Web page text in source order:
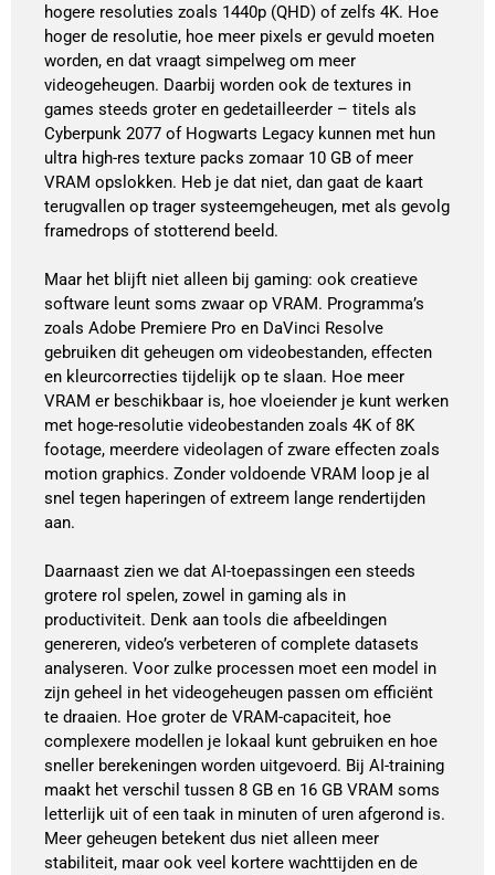
hogere resoluties zoals 1440p (QHD) of zelfs 4K. Hoe
hoger de resolutie, hoe meer pixels er gevuld moeten
worden, en dat vraagt simpelweg om meer
videogeheugen. Daarbij worden ook de textures in
games steeds groter en gedetailleerder – titels als
Cyberpunk 2077 of Hogwarts Legacy kunnen met hun
ultra high-res texture packs zomaar 10 GB of meer
VRAM opslokken. Heb je dat niet, dan gaat de kaart
terugvallen op trager systeemgeheugen, met als gevolg
framedrops of stotterend beeld.
Maar het blijft niet alleen bij gaming: ook creatieve
software leunt soms zwaar op VRAM. Programma’s
zoals Adobe Premiere Pro en DaVinci Resolve
gebruiken dit geheugen om videobestanden, effecten
en kleurcorrecties tijdelijk op te slaan. Hoe meer
VRAM er beschikbaar is, hoe vloeiender je kunt werken
met hoge-resolutie videobestanden zoals 4K of 8K
footage, meerdere videolagen of zware effecten zoals
motion graphics. Zonder voldoende VRAM loop je al
snel tegen haperingen of extreem lange rendertijden
aan.
Daarnaast zien we dat AI-toepassingen een steeds
grotere rol spelen, zowel in gaming als in
productiviteit. Denk aan tools die afbeeldingen
genereren, video’s verbeteren of complete datasets
analyseren. Voor zulke processen moet een model in
zijn geheel in het videogeheugen passen om efficiënt
te draaien. Hoe groter de VRAM-capaciteit, hoe
complexere modellen je lokaal kunt gebruiken en hoe
sneller berekeningen worden uitgevoerd. Bij AI-training
maakt het verschil tussen 8 GB en 16 GB VRAM soms
letterlijk uit of een taak in minuten of uren afgerond is.
Meer geheugen betekent dus niet alleen meer
stabiliteit, maar ook veel kortere wachttijden en de